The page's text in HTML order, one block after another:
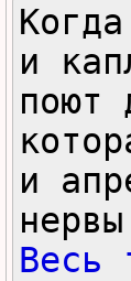
и
поют
и
Весь